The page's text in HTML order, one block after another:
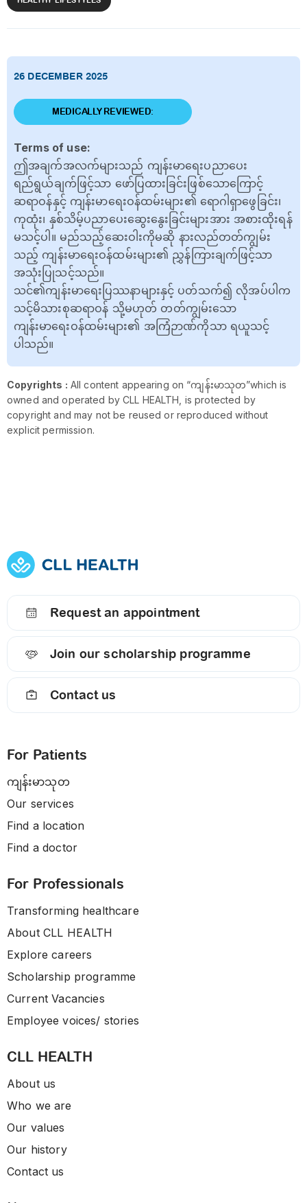
26 DECEMBER 2025
MEDICALLY REVIEWED:
Terms of use:
ဤအချက်အလက်များသည် ကျန်းမာရေးပညာပေး
ရည်ရွယ်ချက်ဖြင့်သာ ဖော်ပြထားခြင်းဖြစ်သောကြောင့်
ဆရာဝန်နှင့် ကျန်းမာရေးဝန်ထမ်းများ၏ ရောဂါရှာဖွေခြင်း၊
ကုထုံး၊ နှစ်သိမ့်ပညာပေးဆွေးနွေးခြင်းများအား အစားထိုးရန်
မသင့်ပါ။ မည်သည့်ဆေးဝါးကိုမဆို နားလည်တတ်ကျွမ်း
သည့် ကျန်းမာရေးဝန်ထမ်းများ၏ ညွှန်ကြားချက်ဖြင့်သာ
အသုံးပြုသင့်သည်။
သင်၏ကျန်းမာရေးပြဿနာများနှင့် ပတ်သက်၍ လိုအပ်ပါက
သင့်မိသားစုဆရာဝန် သို့မဟုတ် တတ်ကျွမ်းသော
ကျန်းမာရေးဝန်ထမ်းများ၏ အကြံဉာဏ်ကိုသာ ရယူသင့်
ပါသည်။
Copyrights : All content appearing on “ကျန်းမာသုတ”which is
owned and operated by CLL HEALTH, is protected by
copyright and may not be reused or reproduced without
explicit permission.
Request an appointment
Join our scholarship programme
Contact us
For Patients
ကျန်းမာသုတ
Our services
Find a location
Find a doctor
For Professionals
Transforming healthcare
About CLL HEALTH
Explore careers
Scholarship programme
Current Vacancies
Employee voices/ stories
CLL HEALTH
About us
Who we are
Our values
Our history
Contact us